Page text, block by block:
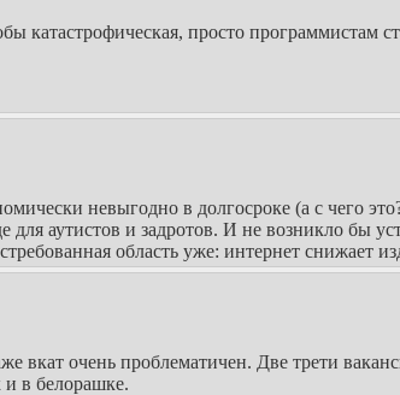
просто программистам
невыгодно в долгосроке (а с чего
для аутистов и задротов. И не возникло бы
область уже: интернет снижает
вкат очень проблематичен. Две трети
в белорашке.